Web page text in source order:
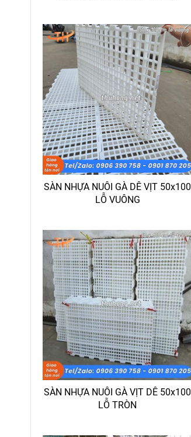
SÀN NHỰA NUÔI GÀ DÊ VỊT 50x100
LỖ VUÔNG
SÀN NHỰA NUÔI GÀ VỊT DÊ 50x100
LỖ TRÒN